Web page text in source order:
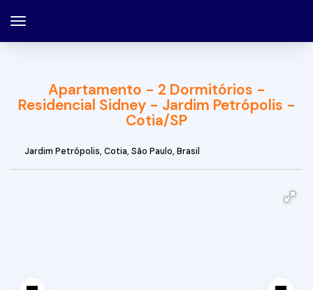
Apartamento - 2 Dormitórios -
Residencial Sidney - Jardim Petrópolis -
Cotia/SP
Jardim Petrópolis, Cotia, São Paulo, Brasil